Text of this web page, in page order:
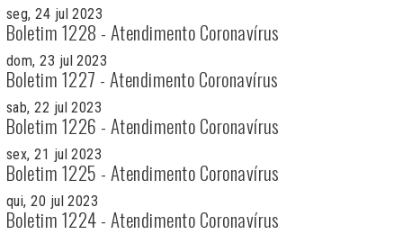
seg, 24 jul 2023
Boletim 1228 - Atendimento Coronavírus
dom, 23 jul 2023
Boletim 1227 - Atendimento Coronavírus
sab, 22 jul 2023
Boletim 1226 - Atendimento Coronavírus
sex, 21 jul 2023
Boletim 1225 - Atendimento Coronavírus
qui, 20 jul 2023
Boletim 1224 - Atendimento Coronavírus